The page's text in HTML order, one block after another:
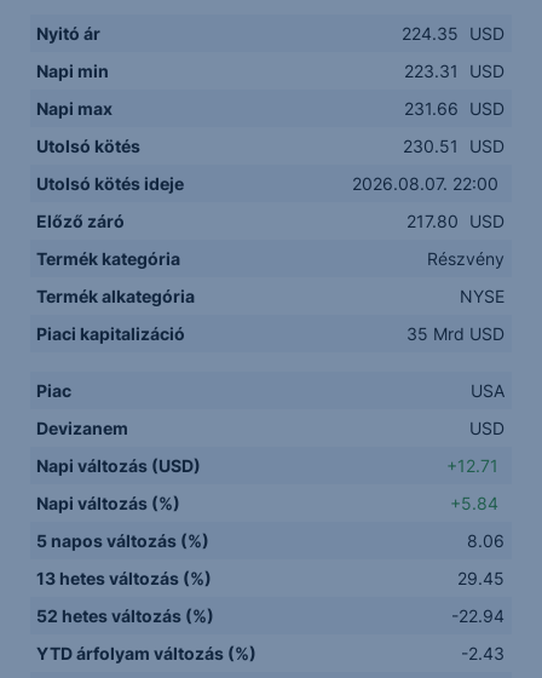
Nyitó ár 224.35
USD
Napi min
223.31
USD
Napi max
231.66
USD
Utolsó kötés
230.51
USD
Utolsó kötés ideje
2026.08.07. 22:00
Előző záró
217.80
USD
Termék kategória
Részvény
Termék alkategória
NYSE
Piaci kapitalizáció
35 Mrd USD
Piac
USA
Devizanem
USD
Napi változás (USD)
+12.71
Napi változás (%)
+5.84
5 napos változás (%)
8.06
13 hetes változás (%)
29.45
52 hetes változás (%)
-22.94
YTD árfolyam változás (%)
-2.43